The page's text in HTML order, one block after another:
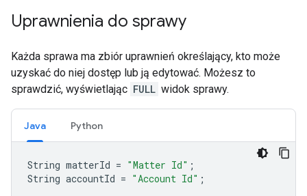
Uprawnienia do sprawy
Każda sprawa ma zbiór uprawnień określający, kto może
uzyskać do niej dostęp lub ją edytować. Możesz to
sprawdzić, wyświetlając FULL widok sprawy.
Java Python
String matterId = "Matter Id" ;
String accountId = "Account Id" ;